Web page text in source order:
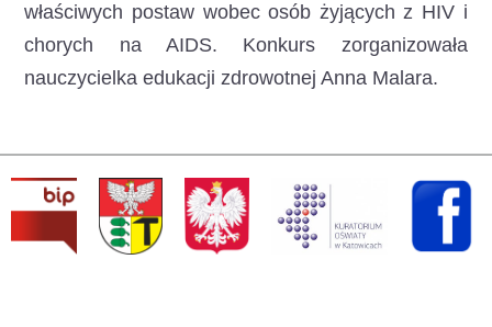
właściwych postaw wobec osób żyjących z HIV i
chorych na AIDS. Konkurs zorganizowała
nauczycielka edukacji zdrowotnej Anna Malara.